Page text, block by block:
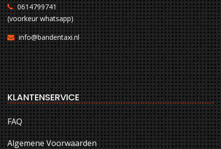
0614799741
(voorkeur whatsapp)
info@bandentaxi.nl
KLANTENSERVICE
FAQ
Algemene Voorwaarden